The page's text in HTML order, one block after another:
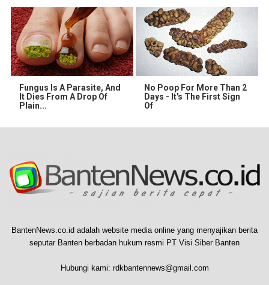
Fungus Is A Parasite, And
It Dies From A Drop Of
Plain...
No Poop For More Than 2
Days - It's The First Sign
Of
BantenNews.co.id adalah website media online yang menyajikan berita
seputar Banten berbadan hukum resmi PT Visi Siber Banten
Hubungi kami: rdkbantennews@gmail.com